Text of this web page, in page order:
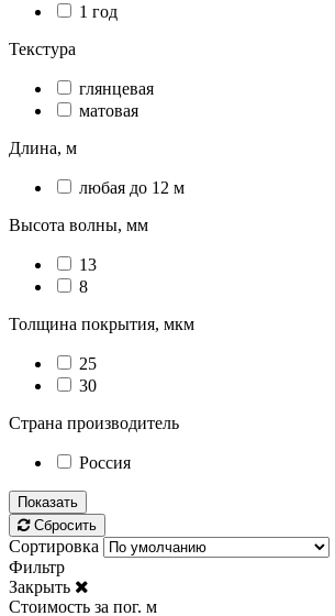
1 год
Текстура
глянцевая
матовая
Длина, м
любая до 12 м
Высота волны, мм
13
8
Толщина покрытия, мкм
25
30
Страна производитель
Россия
Показать
Сбросить
Сортировка
Фильтр
Закрыть
Стоимость за пог. м